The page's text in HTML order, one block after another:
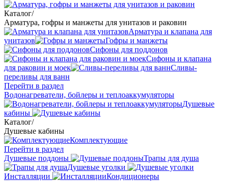
Каталог/
Арматура, гофры и манжеты для унитазов и раковин
Арматура и клапана для
унитазов
Гофры и манжеты
Сифоны для поддонов
Сифоны и клапана
для раковин и моек
Сливы-
переливы для ванн
Перейти в раздел
Водонагреватели, бойлеры и теплоаккумуляторы
Душевые
кабины
Каталог/
Душевые кабины
Комплектующие
Перейти в раздел
Душевые поддоны
Трапы для душа
Душевые уголки
Инсталляции
Кондиционеры